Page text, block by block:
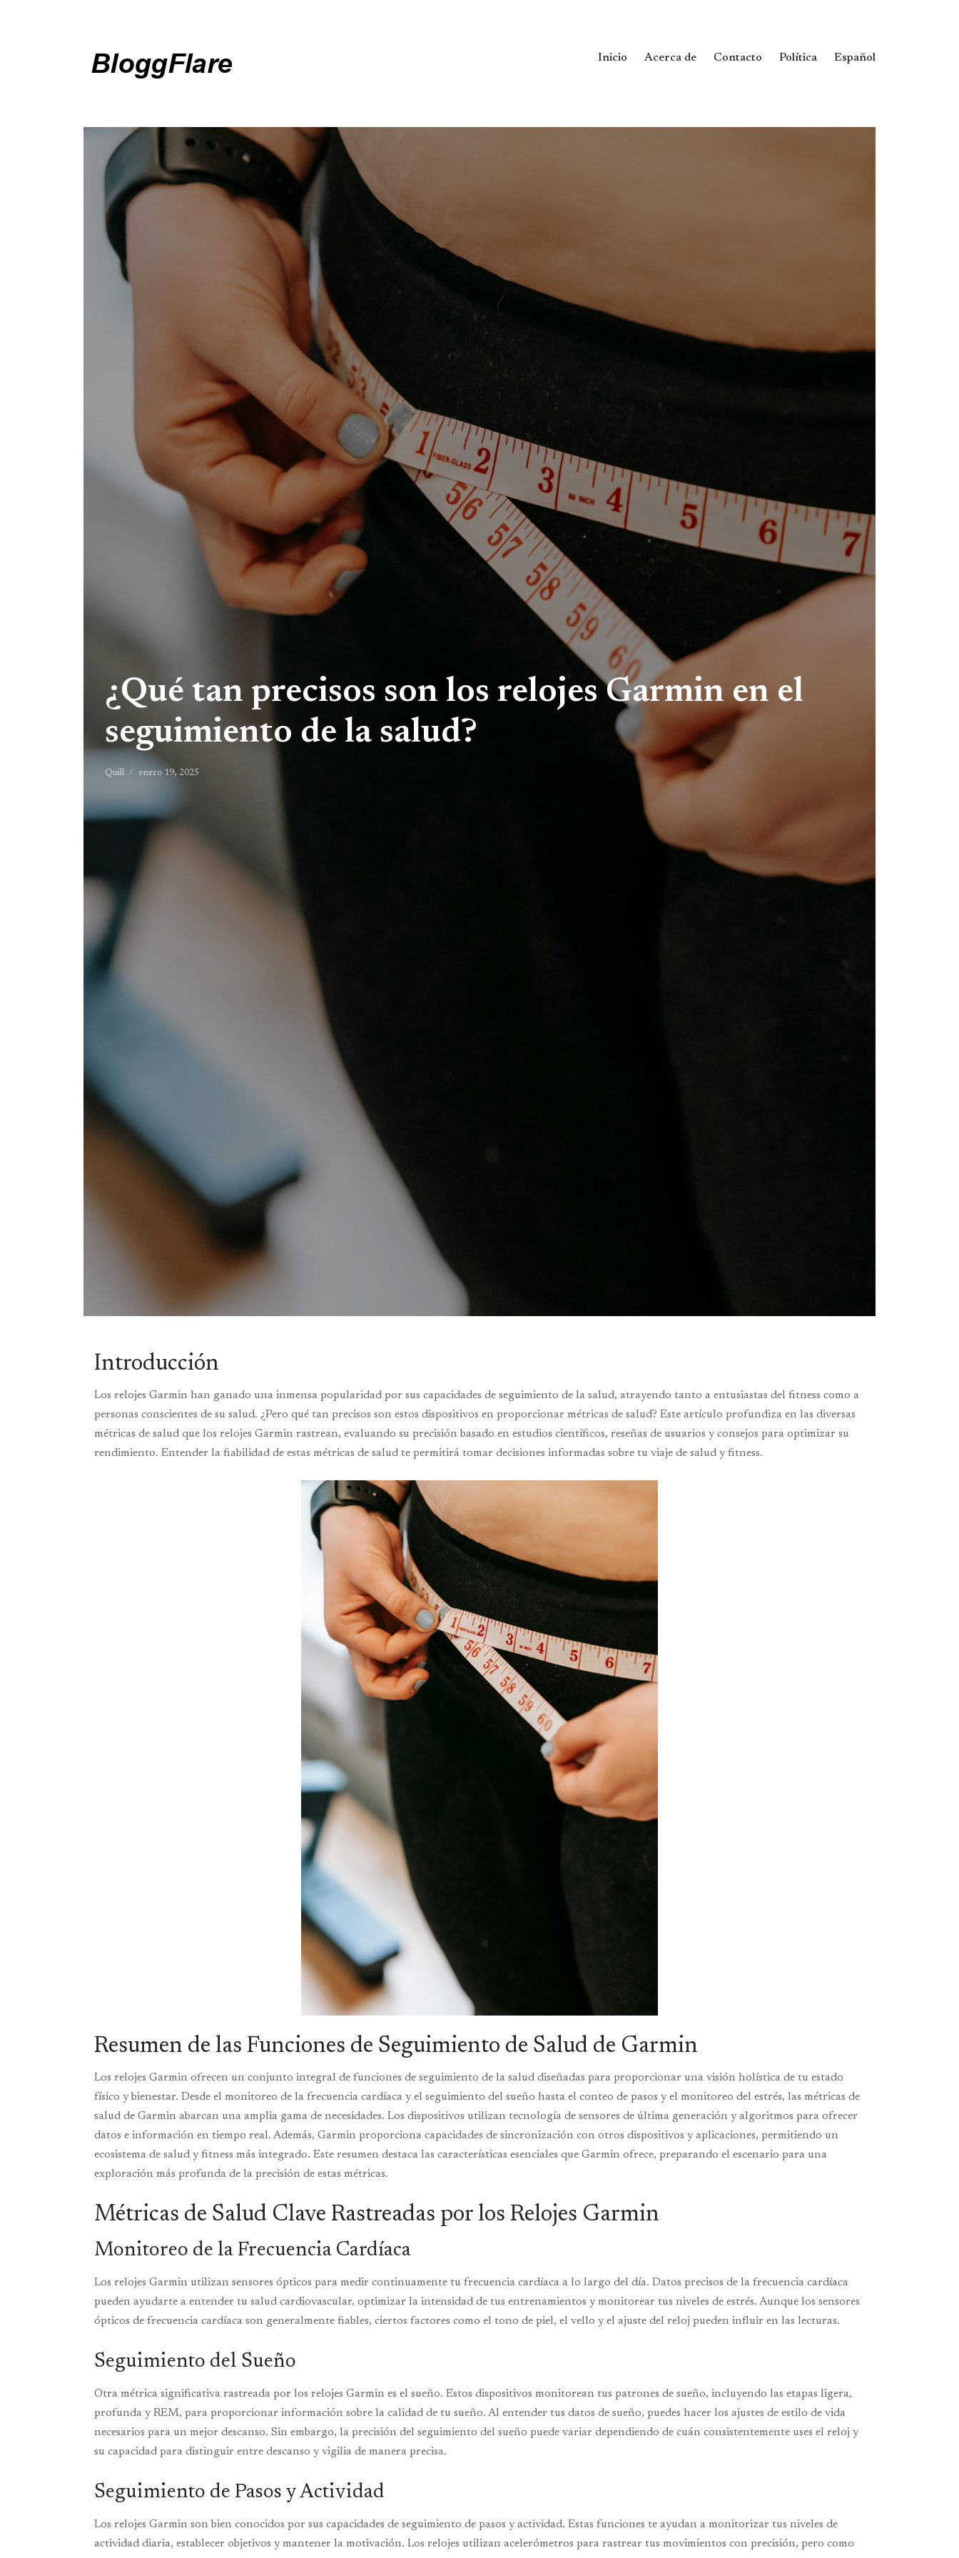
Inicio Acerca de Contacto Política Español
¿Qué tan precisos son los relojes Garmin en el
seguimiento de la salud?
Quill enero 19, 2025
Introducción
Los relojes Garmin han ganado una inmensa popularidad por sus capacidades de seguimiento de la salud, atrayendo tanto a entusiastas del fitness como a
personas conscientes de su salud. ¿Pero qué tan precisos son estos dispositivos en proporcionar métricas de salud? Este artículo profundiza en las diversas
métricas de salud que los relojes Garmin rastrean, evaluando su precisión basado en estudios científicos, reseñas de usuarios y consejos para optimizar su
rendimiento. Entender la fiabilidad de estas métricas de salud te permitirá tomar decisiones informadas sobre tu viaje de salud y fitness.
Resumen de las Funciones de Seguimiento de Salud de Garmin
Los relojes Garmin ofrecen un conjunto integral de funciones de seguimiento de la salud diseñadas para proporcionar una visión holística de tu estado
físico y bienestar. Desde el monitoreo de la frecuencia cardíaca y el seguimiento del sueño hasta el conteo de pasos y el monitoreo del estrés, las métricas de
salud de Garmin abarcan una amplia gama de necesidades. Los dispositivos utilizan tecnología de sensores de última generación y algoritmos para ofrecer
datos e información en tiempo real. Además, Garmin proporciona capacidades de sincronización con otros dispositivos y aplicaciones, permitiendo un
ecosistema de salud y fitness más integrado. Este resumen destaca las características esenciales que Garmin ofrece, preparando el escenario para una
exploración más profunda de la precisión de estas métricas.
Métricas de Salud Clave Rastreadas por los Relojes Garmin
Monitoreo de la Frecuencia Cardíaca
Los relojes Garmin utilizan sensores ópticos para medir continuamente tu frecuencia cardíaca a lo largo del día. Datos precisos de la frecuencia cardíaca
pueden ayudarte a entender tu salud cardiovascular, optimizar la intensidad de tus entrenamientos y monitorear tus niveles de estrés. Aunque los sensores
ópticos de frecuencia cardíaca son generalmente fiables, ciertos factores como el tono de piel, el vello y el ajuste del reloj pueden influir en las lecturas.
Seguimiento del Sueño
Otra métrica significativa rastreada por los relojes Garmin es el sueño. Estos dispositivos monitorean tus patrones de sueño, incluyendo las etapas ligera,
profunda y REM, para proporcionar información sobre la calidad de tu sueño. Al entender tus datos de sueño, puedes hacer los ajustes de estilo de vida
necesarios para un mejor descanso. Sin embargo, la precisión del seguimiento del sueño puede variar dependiendo de cuán consistentemente uses el reloj y
su capacidad para distinguir entre descanso y vigilia de manera precisa.
Seguimiento de Pasos y Actividad
Los relojes Garmin son bien conocidos por sus capacidades de seguimiento de pasos y actividad. Estas funciones te ayudan a monitorizar tus niveles de
actividad diaria, establecer objetivos y mantener la motivación. Los relojes utilizan acelerómetros para rastrear tus movimientos con precisión, pero como